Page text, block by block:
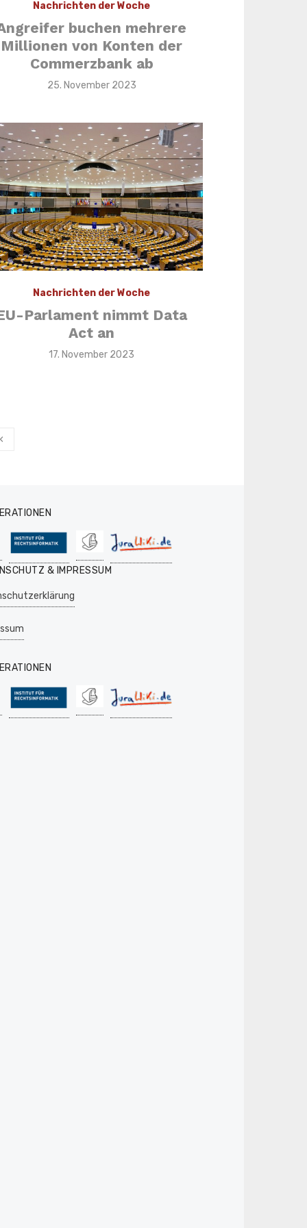
Nachrichten der Woche
buchen mehrere
Millionen von Konten der
Commerzbank ab
Veröffentlicht
25. November 2023
Nachrichten der Woche
Parlament nimmt Data
Act an
Veröffentlicht
17. November 2023
‹
& IMPRESSUM